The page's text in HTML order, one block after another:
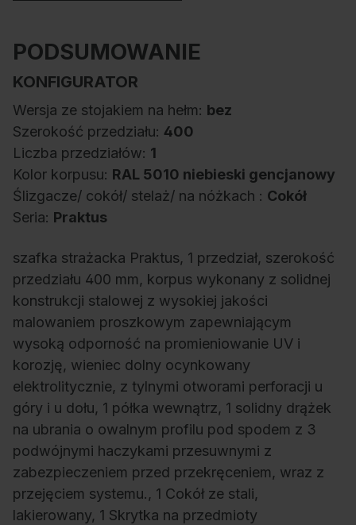
PODSUMOWANIE
KONFIGURATOR
Wersja ze stojakiem na hełm: bez
Szerokość przedziału: 400
Liczba przedziałów: 1
Kolor korpusu: RAL 5010 niebieski gencjanowy
Ślizgacze/ cokół/ stelaż/ na nóżkach : Cokół
Seria: Praktus
szafka strażacka Praktus, 1 przedział, szerokość
przedziału 400 mm, korpus wykonany z solidnej
konstrukcji stalowej z wysokiej jakości
malowaniem proszkowym zapewniającym
wysoką odporność na promieniowanie UV i
korozję, wieniec dolny ocynkowany
elektrolitycznie, z tylnymi otworami perforacji u
góry i u dołu, 1 półka wewnątrz, 1 solidny drążek
na ubrania o owalnym profilu pod spodem z 3
podwójnymi haczykami przesuwnymi z
zabezpieczeniem przed przekręceniem, wraz z
przejęciem systemu., 1 Cokół ze stali,
lakierowany, 1 Skrytka na przedmioty